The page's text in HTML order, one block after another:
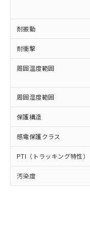
耐振動
耐衝撃
周囲温度範囲
周囲湿度範囲
保護構造
感電保護クラス
PTI（トラッキング特性）
汚染度
ことを
在庫状
記載し
タに基
覧され
準価格
正式な
様のお
ムロン
オムロ
点は「
在庫状況
事前の
示しな
マイパ
むを得ず変
鉛(Pb) 1000ppm
(PBDE) 1000ppm
ル) (DEHP)(別名
ルベンジル（
（DBP）
(DIBP) 1000ppm以
但し、RoHS指令
適用除外項目は除く
※2 対応予定
部品在庫の切
「－」：未確
*中国RoHS10物
Pb(鉛) :1000ppm
Cr(Ⅵ)(六価クロム)
ニル類) : 1000ppm
DBP(フタル酸ジ
イソブチル) :
ル) : 1000ppm、
DEHP(フタル酸
※2 環境保護
「ｅ」：有害
「10」：通
当社は
為替お
（以下｢
または
国政府
当社は
全に破
いよう
当社は
ル、化
武器並
使用いた
当社は
場合は、
該第三
販売先
○ 一
△ 一
在
た
機器
空
受注